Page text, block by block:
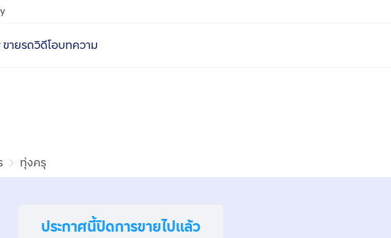
ขายรถวิดีโอบทความ
ทุ่งครุ
ประกาศนี้ปิดการขายไปแล้ว